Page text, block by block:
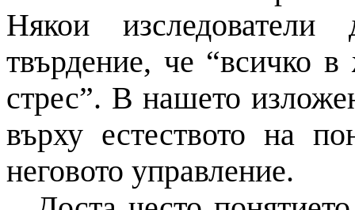
Някои изследователи
твърдение, че “всичко
стрес”. В нашето
върху естеството на
неговото управление.